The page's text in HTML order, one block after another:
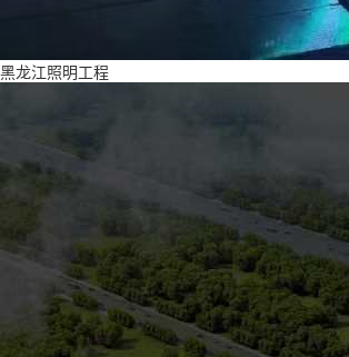
黑龙江照明工程